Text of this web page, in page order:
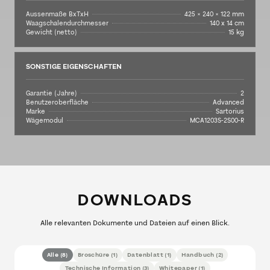
Aussenmaße BxTxH
425 × 240 × 122 mm
Waagschalendurchmesser
140 x 14 cm
Gewicht (netto)
15 kg
SONSTIGE EIGENSCHAFTEN
Garantie (Jahre)
2
Benutzeroberfläche
Advanced
Marke
Sartorius
Wägemodul
MCA1203S-2S00-R
DOWNLOADS
Alle relevanten Dokumente und Dateien auf einen Blick.
Alle (8) Broschüre (1) Datenblatt (1) Handbuch (2)
Technische Information (3) Whitepaper(1)